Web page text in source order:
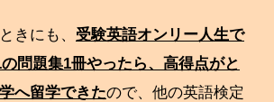
きにも、 受験英語オンリー人生で
問題集1冊やったら、高得点がと
へ留学できたので、他の英語検定